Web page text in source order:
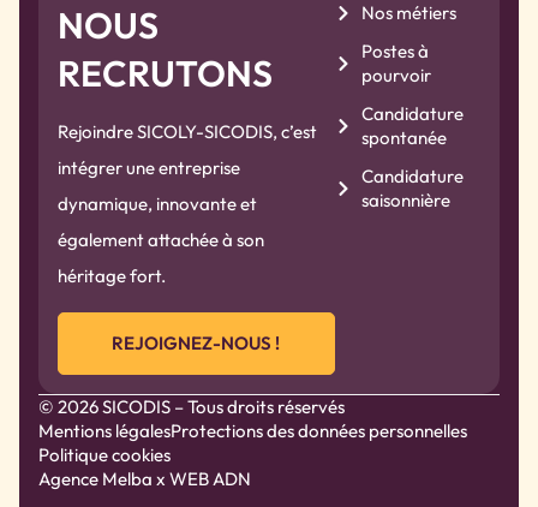
NOUS
RECRUTONS
Rejoindre SICOLY-SICODIS, c’est
intégrer une entreprise
dynamique, innovante et
également attachée à son
héritage fort.
REJOIGNEZ-NOUS !
Nos métiers
Postes à
pourvoir
Candidature
spontanée
Candidature
saisonnière
© 2026 SICODIS – Tous droits réservés
Mentions légalesProtections des données personnelles
Politique cookies
Agence Melba x WEB ADN